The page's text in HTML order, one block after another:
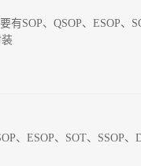
有SOP、QSOP、ESOP
装
、ESOP、SOT、SSOP